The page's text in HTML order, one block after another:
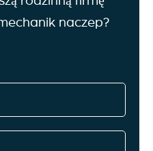
naczep?